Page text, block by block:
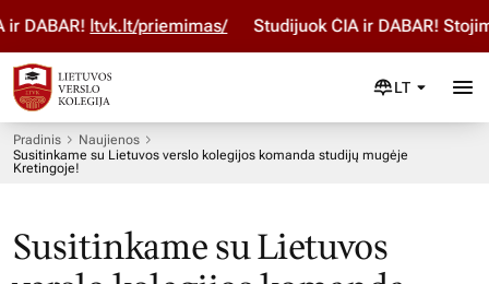
ltvk.lt/priemimas/ Studijuok ČIA ir DABAR! Stojimo
LT
Pradinis
Naujienos
Susitinkame su Lietuvos verslo kolegijos komanda studijų mugėje
Kretingoje!
Susitinkame su Lietuvos